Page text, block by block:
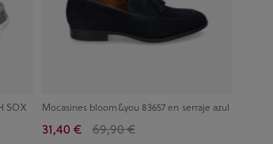
SOX Mocasines bloom&you 83657 en serraje azul
31,40 € 69,90 €